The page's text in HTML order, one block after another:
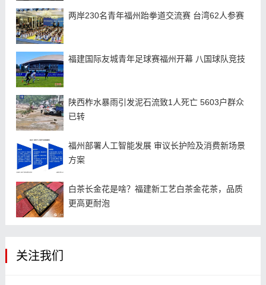
两岸230名青年福州跆拳道交流赛 台湾62人参赛
福建国际友城青年足球赛福州开幕 八国球队竞技
陕西柞水暴雨引发泥石流致1人死亡 5603户群众
已转
福州部署人工智能发展 审议长护险及消费新场景
方案
白茶长金花是啥？福建新工艺白茶金花茶，品质
更高更耐泡
关注我们